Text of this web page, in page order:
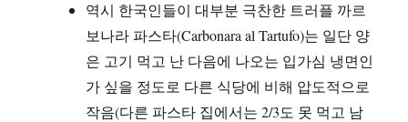
역시 한국인들이 대부분 극찬한 트러플 까르
보나라 파스타(Carbonara al Tartufo)는 일단 양
은 고기 먹고 난 다음에 나오는 입가심 냉면인
가 싶을 정도로 다른 식당에 비해 압도적으로
작음(다른 파스타 집에서는 2/3도 못 먹고 남